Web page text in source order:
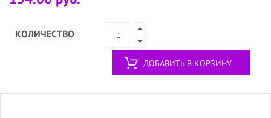
КОЛИЧЕСТВО
ДОБАВИТЬ В КОРЗИНУ